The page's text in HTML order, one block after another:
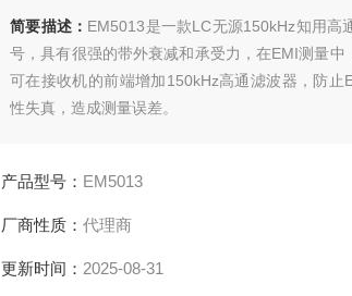
简要描述： EM5013是一款LC无源150kHz知用高
号，具有很强的带外衰减和承受力，在EMI测量
可在接收机的前端增加150kHz高通滤波器，防
性失真，造成测量误差。
产品型号： EM5013
厂商性质： 代理商
更新时间： 2025-08-31